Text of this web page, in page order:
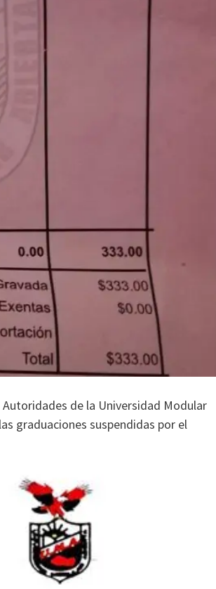
de la Universidad Modular
graduaciones suspendidas por el